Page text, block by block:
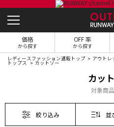
価格
から探す
OFF 率
から探す
レディースファッション通販トップ アウトレ
トップス カットソー
カッ
対象商品
絞り込み 並